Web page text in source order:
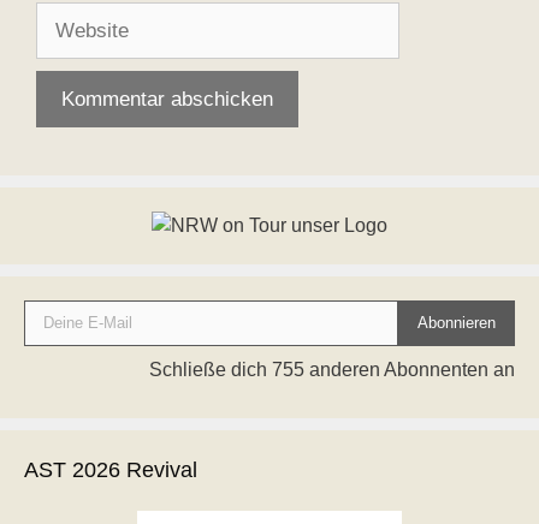
Adresse
Deine E-Mail
Abonnieren
Schließe dich 755 anderen Abonnenten an
AST 2026 Revival